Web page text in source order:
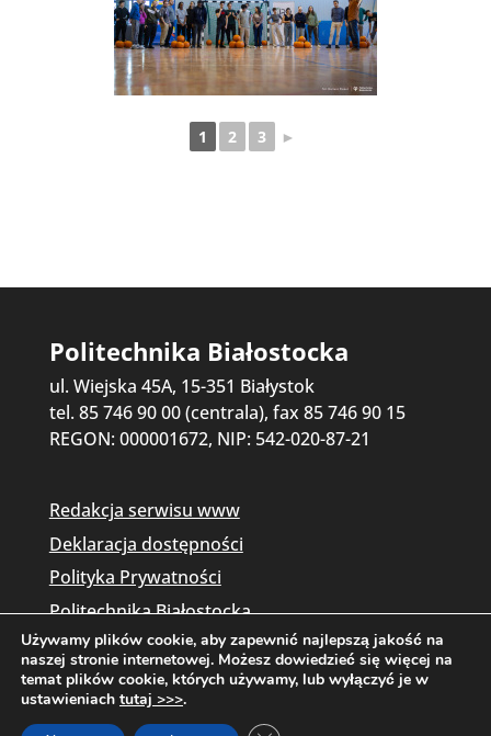
1 2 3 ►
Politechnika Białostocka
ul. Wiejska 45A, 15-351 Białystok
tel. 85 746 90 00 (centrala), fax 85 746 90 15
REGON: 000001672, NIP: 542-020-87-21
Redakcja serwisu www
Deklaracja dostępności
Polityka Prywatności
Politechnika Białostocka
Używamy plików cookie, aby zapewnić najlepszą jakość na
naszej stronie internetowej. Możesz dowiedzieć się więcej na
temat plików cookie, których używamy, lub wyłączyć je w
ustawieniach tutaj >>>.